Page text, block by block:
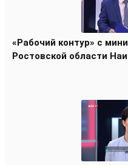
«Рабочий контур» с
Ростовской области